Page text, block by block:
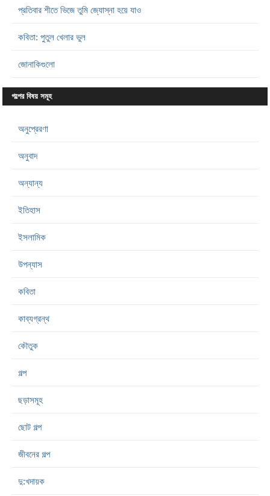
প্রতিবার শীতে ভিজে তুমি জ্যোস্না হয়ে যাও
কবিতা: পুতুল খেলার ভুল
জোনাকিগুলো
গল্পের বিষয় সমূহ
অনুপ্রেরণা
অনুবাদ
অন্যান্য
ইতিহাস
ইসলামিক
উপন্যাস
কবিতা
কাব্যগ্রন্থ
কৌতুক
গল্প
ছড়াসমূহ
ছোট গল্প
জীবনের গল্প
দু:খদায়ক